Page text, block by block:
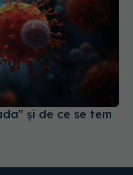
și de ce se tem